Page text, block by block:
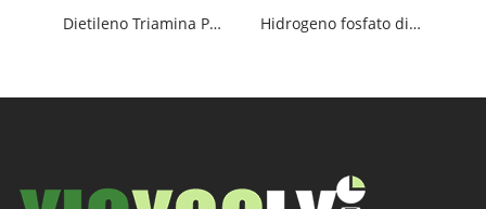
Dietileno Triamina Penta Hidrogeno fosfato disodioa